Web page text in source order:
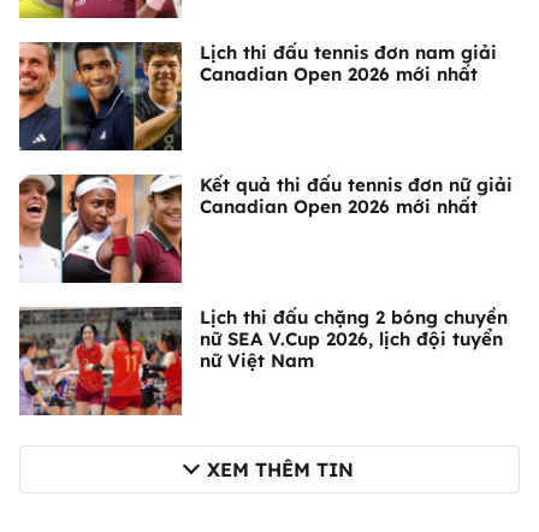
Lịch thi đấu tennis đơn nam giải
Canadian Open 2026 mới nhất
Kết quả thi đấu tennis đơn nữ giải
Canadian Open 2026 mới nhất
Lịch thi đấu chặng 2 bóng chuyền
nữ SEA V.Cup 2026, lịch đội tuyển
nữ Việt Nam
XEM THÊM TIN